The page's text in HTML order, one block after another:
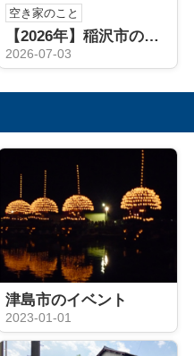
空き家のこと
【2026年】稲沢市の空き家相続後どうする？売却や手続きの流れを解説
2026-07-03
津島市のイベント
2023-01-01